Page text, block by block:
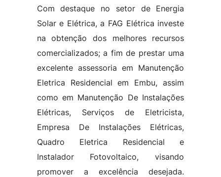
Com destaque no setor de Energia
Solar e Elétrica, a FAG Elétrica investe
na obtenção dos melhores recursos
comercializados; a fim de prestar uma
excelente assessoria em Manutenção
Eletrica Residencial em Embu, assim
como em Manutenção De Instalações
Elétricas, Serviços de Eletricista,
Empresa De Instalações Elétricas,
Quadro Eletrica Residencial e
Instalador Fotovoltaico, visando
promover a excelência desejada.